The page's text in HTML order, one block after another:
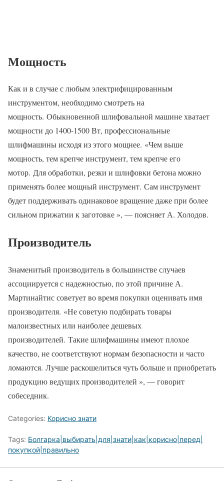
Мощность
Как и в случае с любым электрифицированным
инструментом, необходимо смотреть на
мощность. Обыкновенной шлифовальной машине хватает
мощности до 1400-1500 Вт, профессиональные
шлифмашины исходя из этого мощнее. «Чем выше
мощность, тем крепче инструмент, тем крепче его
мотор. Для обработки, резки и шлифовки бетона можно
применять более мощный инструмент. Сам инструмент
будет поддерживать одинаковое вращение даже при более
сильном прижатии к заготовке », — поясняет А. Холодов.
Производитель
Знаменитый производитель в большинстве случаев
ассоциируется с надежностью, по этой причине А.
Мартинайтис советует во время покупки оценивать имя
производителя. «Не советую подбирать товары
малоизвестных или наиболее дешевых
производителей. Такие шлифмашины имеют плохое
качество, не соответствуют нормам безопасности и часто
ломаются. Лучше раскошелиться чуть больше и приобретать
продукцию ведущих производителей », — говорит
собеседник.
Categories: Корисно знати
Tags: Болгарка|выбирать|для|знати|как|корисно|перед|
покупкой|правильно